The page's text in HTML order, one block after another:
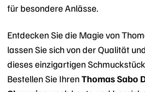
für besondere Anlässe.
Entdecken Sie die Magie von
lassen Sie sich von der Qualität
dieses einzigartigen
Bestellen Sie IhrenThomas Sabo